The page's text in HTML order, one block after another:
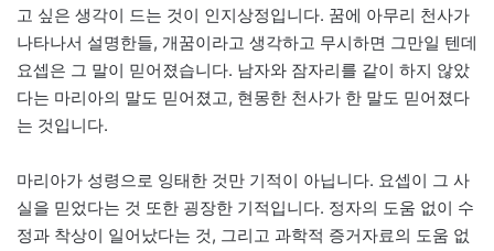
고 싶은 생각이 드는 것이 인지상정입니다. 꿈에 아무리 천사가
나타나서 설명한들, 개꿈이라고 생각하고 무시하면 그만일 텐데
요셉은 그 말이 믿어졌습니다. 남자와 잠자리를 같이 하지 않았
다는 마리아의 말도 믿어졌고, 현몽한 천사가 한 말도 믿어졌다
는 것입니다.
마리아가 성령으로 잉태한 것만 기적이 아닙니다. 요셉이 그 사
실을 믿었다는 것 또한 굉장한 기적입니다. 정자의 도움 없이 수
정과 착상이 일어났다는 것, 그리고 과학적 증거자료의 도움 없